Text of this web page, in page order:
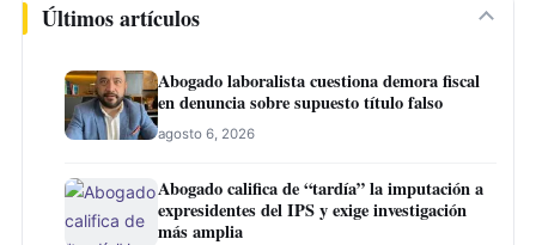
Últimos artículos
Abogado laboralista cuestiona demora fiscal
en denuncia sobre supuesto título falso
agosto 6, 2026
Abogado califica de “tardía” la imputación a
expresidentes del IPS y exige investigación
más amplia